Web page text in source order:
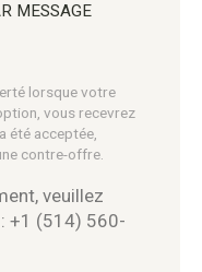
MESSAGE
lorsque votre
vous recevrez
été acceptée,
contre-offre.
veuillez
+1 (514) 560-